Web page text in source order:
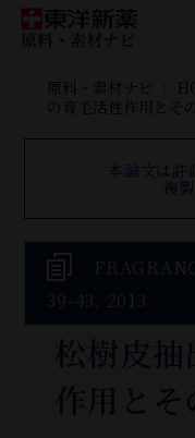
原料・素材ナビ ：
の育毛活性作用とそ
本論文は許
複
39-43, 2013